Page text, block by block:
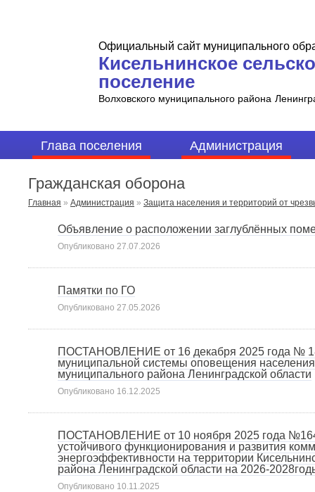
Официальный сайт муниципального
Кисельнинское
поселение
Волховского муниципального района
Глава поселения Администрация
Гражданская оборона
Главная » Администрация » Защита населения и территорий от
Объявление о расположении заглублённых
Опубликовано 27.07.2026
Памятки по ГО
Опубликовано 27.05.2026
ПОСТАНОВЛЕНИЕ от 16 декабря 2025 года №
муниципальной системы оповещения населения
муниципального района Ленинградской области
Опубликовано 16.12.2025
ПОСТАНОВЛЕНИЕ от 10 ноября 2025 года
устойчивого функционирования и развития
энергоэффективности на территории
района Ленинградской области на 2026-
Опубликовано 10.11.2025